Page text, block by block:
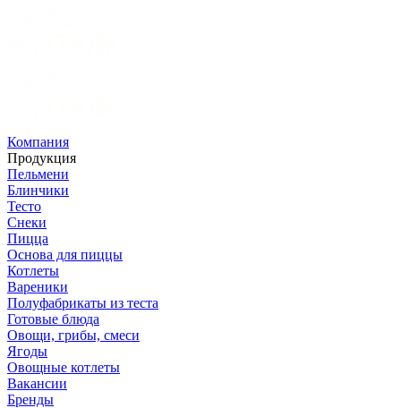
Компания
Продукция
Пельмени
Блинчики
Тесто
Снеки
Пицца
Основа для пиццы
Котлеты
Вареники
Полуфабрикаты из теста
Готовые блюда
Овощи, грибы, смеси
Ягоды
Овощные котлеты
Вакансии
Бренды